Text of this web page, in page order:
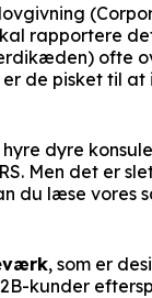
rapportere
ofte
de pisket til
dyre
Men det er
du læse vores
, som er
kunder